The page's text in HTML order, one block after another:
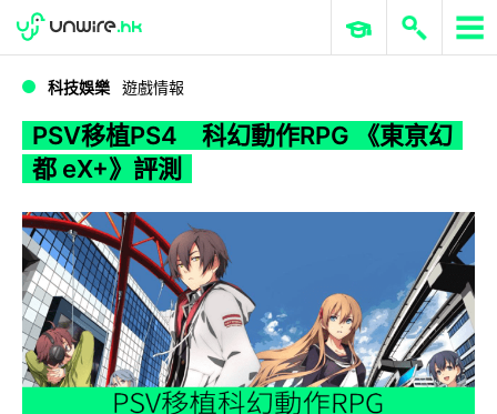
WWDC 2026 ERP 與商業 AI
科技娛樂 遊戲情報
PSV移植PS4 科幻動作RPG 《東亰幻
都 eX+》評測